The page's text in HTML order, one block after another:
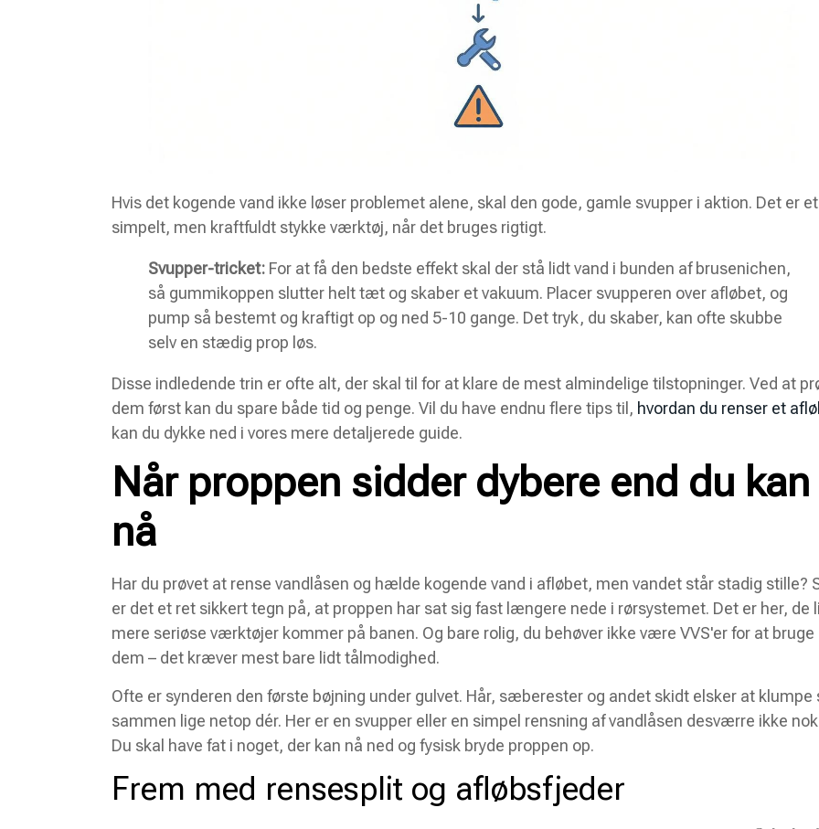
Hvis det kogende vand ikke løser problemet alene, skal den gode, gamle svupper i aktion. Det er et
simpelt, men kraftfuldt stykke værktøj, når det bruges rigtigt.
Svupper-tricket: For at få den bedste effekt skal der stå lidt vand i bunden af brusenichen,
så gummikoppen slutter helt tæt og skaber et vakuum. Placer svupperen over afløbet, og
pump så bestemt og kraftigt op og ned 5-10 gange. Det tryk, du skaber, kan ofte skubbe
selv en stædig prop løs.
Disse indledende trin er ofte alt, der skal til for at klare de mest almindelige tilstopninger. Ved at
dem først kan du spare både tid og penge. Vil du have endnu flere tips til, hvordan du renser et
kan du dykke ned i vores mere detaljerede guide.
Når proppen sidder dybere end du kan
nå
Har du prøvet at rense vandlåsen og hælde kogende vand i afløbet, men vandet står stadig stille?
er det et ret sikkert tegn på, at proppen har sat sig fast længere nede i rørsystemet. Det er her, de
mere seriøse værktøjer kommer på banen. Og bare rolig, du behøver ikke være VVS'er for at bruge
dem – det kræver mest bare lidt tålmodighed.
Ofte er synderen den første bøjning under gulvet. Hår, sæberester og andet skidt elsker at klumpe
sammen lige netop dér. Her er en svupper eller en simpel rensning af vandlåsen desværre ikke
Du skal have fat i noget, der kan nå ned og fysisk bryde proppen op.
Frem med rensesplit og afløbsfjeder